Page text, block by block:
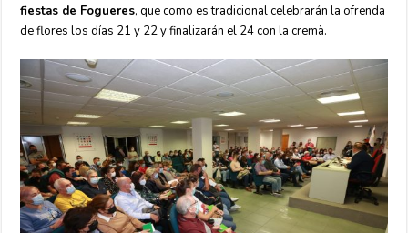
fiestas de Fogueres, que como es tradicional celebrarán la ofrenda
de flores los días 21 y 22 y finalizarán el 24 con la cremà.